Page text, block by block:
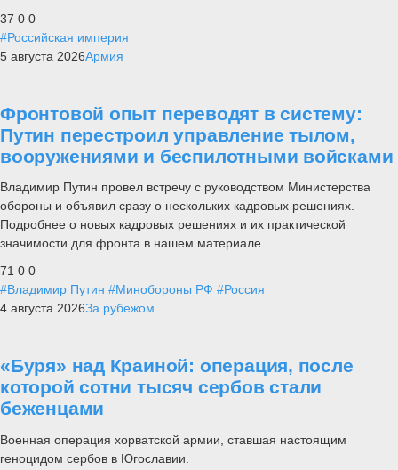
37 0 0
#Российская империя
5 августа 2026Армия
Фронтовой опыт переводят в систему:
Путин перестроил управление тылом,
вооружениями и беспилотными войсками
Владимир Путин провел встречу с руководством Министерства
обороны и объявил сразу о нескольких кадровых решениях.
Подробнее о новых кадровых решениях и их практической
значимости для фронта в нашем материале.
71 0 0
#Владимир Путин #Минобороны РФ #Россия
4 августа 2026За рубежом
«Буря» над Краиной: операция, после
которой сотни тысяч сербов стали
беженцами
Военная операция хорватской армии, ставшая настоящим
геноцидом сербов в Югославии.